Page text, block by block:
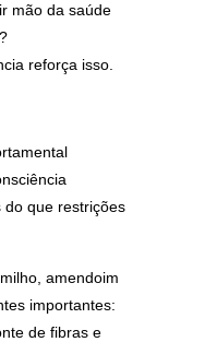
mão da saúde
reforça isso.
do que restrições
amendoim
importantes:
de fibras e